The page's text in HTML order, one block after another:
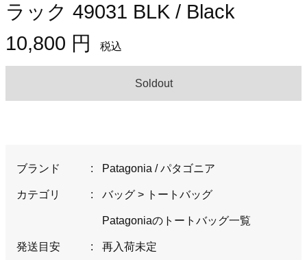
ラック 49031 BLK / Black
10,800 円
税込
Soldout
ブランド : Patagonia / パタゴニア
カテゴリ : バッグ> トートバッグ
Patagoniaのトートバッグ一覧
発送目安 : 再入荷未定